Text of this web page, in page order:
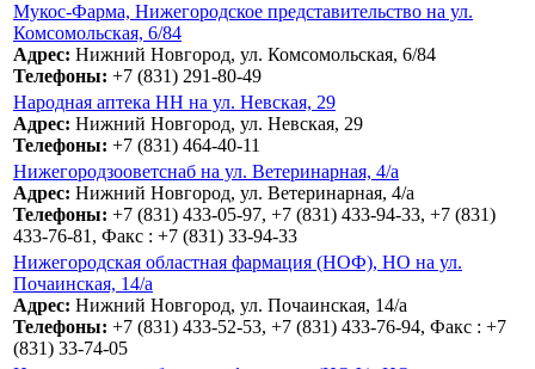
Мукос-Фарма, Нижегородское представительство на ул.
Комсомольская, 6/84
Адрес: Нижний Новгород, ул. Комсомольская, 6/84
Телефоны: +7 (831) 291-80-49
Народная аптека НН на ул. Невская, 29
Адрес: Нижний Новгород, ул. Невская, 29
Телефоны: +7 (831) 464-40-11
Нижегородзооветснаб на ул. Ветеринарная, 4/а
Адрес: Нижний Новгород, ул. Ветеринарная, 4/а
Телефоны: +7 (831) 433-05-97, +7 (831) 433-94-33, +7 (831)
433-76-81, Факс : +7 (831) 33-94-33
Нижегородская областная фармация (НОФ), НО на ул.
Почаинская, 14/а
Адрес: Нижний Новгород, ул. Почаинская, 14/а
Телефоны: +7 (831) 433-52-53, +7 (831) 433-76-94, Факс : +7
(831) 33-74-05